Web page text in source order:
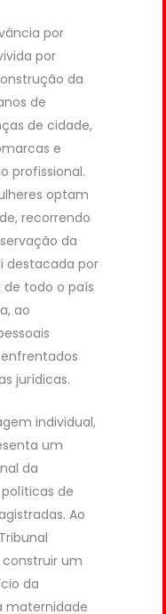
por
por
da
de
de cidade,
e
profissional.
optam
recorrendo
da
destacada por
todo o país
ao
jurídicas.
individual,
um
da
de
Ao
um
da
maternidade